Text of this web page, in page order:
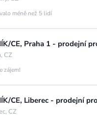
méně než 5 lidí
CZ
zájem!
CZ